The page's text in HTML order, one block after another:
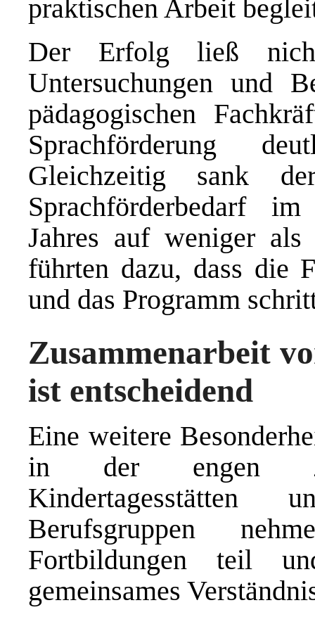
praktischen Arbeit
Der Erfolg ließ
Untersuchungen und
pädagogischen
Sprachförderung
Gleichzeitig sank
Sprachförderbedarf
Jahres auf weniger
führten dazu, dass die
und das Programm
Zusammenarbeit
ist entscheidend
Eine weitere
in der engen
Kindertagesstätten
Berufsgruppen
Fortbildungen teil
gemeinsames